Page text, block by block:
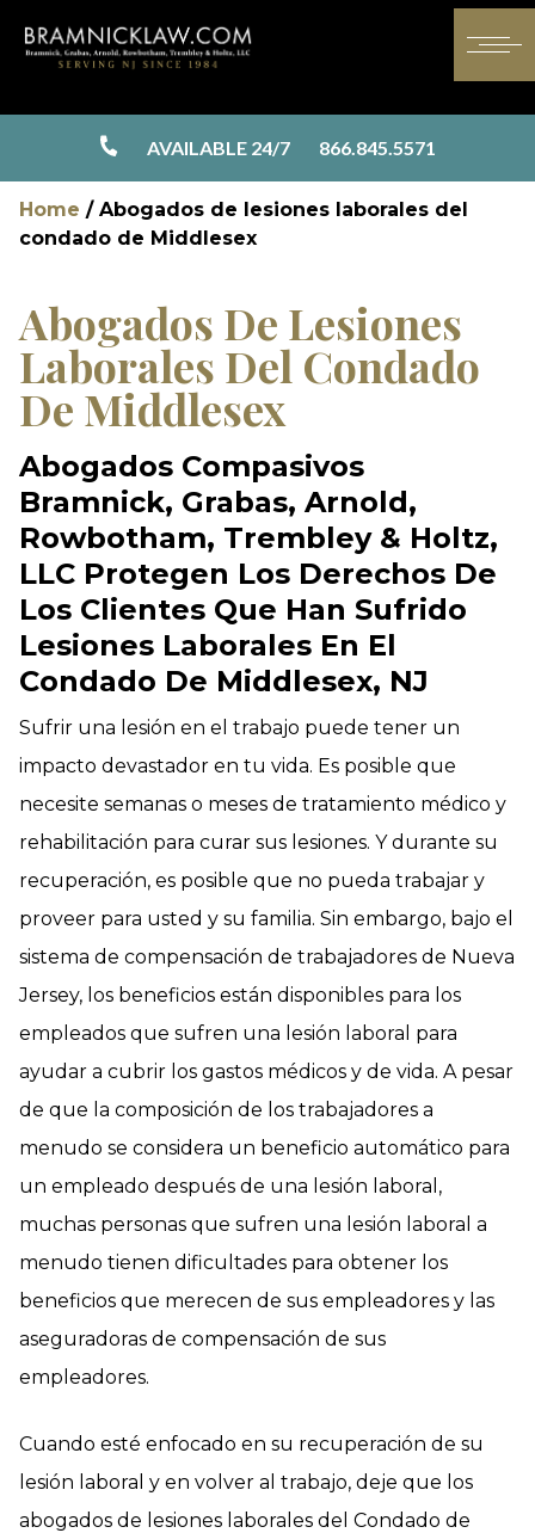
AVAILABLE 24/7 866.845.5571
Home / Abogados de lesiones laborales del
condado de Middlesex
Abogados De Lesiones
Laborales Del Condado
De Middlesex
Abogados Compasivos
Bramnick, Grabas, Arnold,
Rowbotham, Trembley & Holtz,
LLC Protegen Los Derechos De
Los Clientes Que Han Sufrido
Lesiones Laborales En El
Condado De Middlesex, NJ
Sufrir una lesión en el trabajo puede tener un
impacto devastador en tu vida. Es posible que
necesite semanas o meses de tratamiento médico y
rehabilitación para curar sus lesiones. Y durante su
recuperación, es posible que no pueda trabajar y
proveer para usted y su familia. Sin embargo, bajo el
sistema de compensación de trabajadores de Nueva
Jersey, los beneficios están disponibles para los
empleados que sufren una lesión laboral para
ayudar a cubrir los gastos médicos y de vida. A pesar
de que la composición de los trabajadores a
menudo se considera un beneficio automático para
un empleado después de una lesión laboral,
muchas personas que sufren una lesión laboral a
menudo tienen dificultades para obtener los
beneficios que merecen de sus empleadores y las
aseguradoras de compensación de sus
empleadores.
Cuando esté enfocado en su recuperación de su
lesión laboral y en volver al trabajo, deje que los
abogados de lesiones laborales del Condado de